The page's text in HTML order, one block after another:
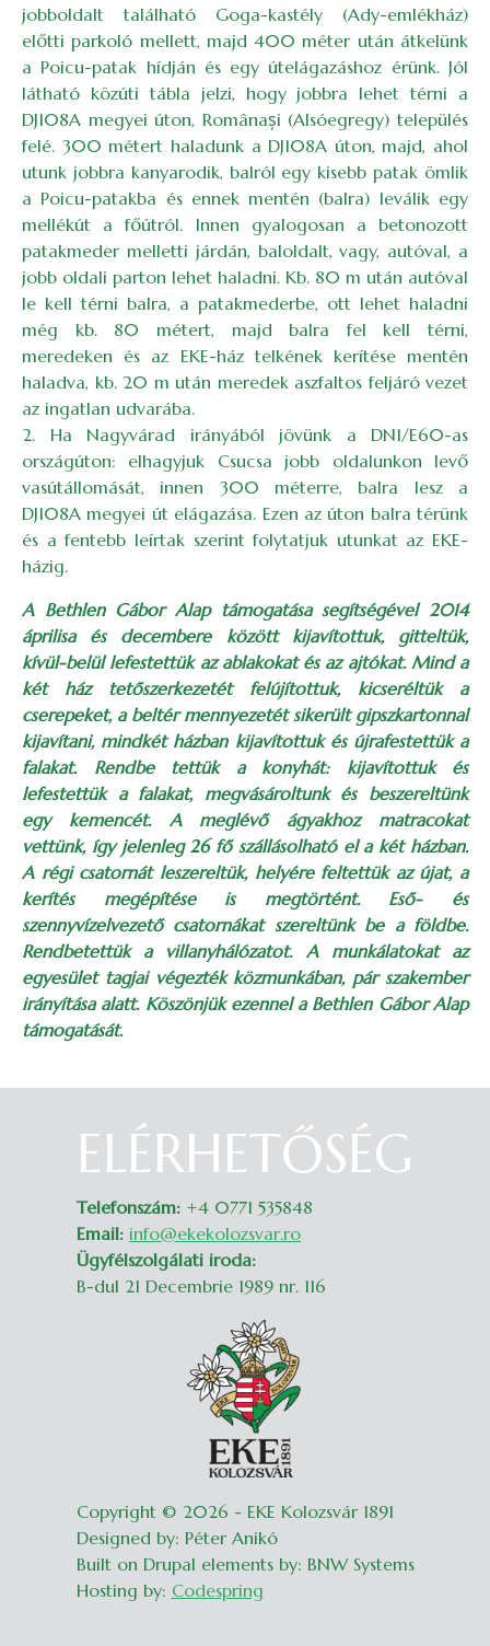
jobboldalt található Goga-kastély (Ady-emlékház)
előtti parkoló mellett, majd 400 méter után átkelünk
a Poicu-patak hídján és egy útelágazáshoz érünk. Jól
látható közúti tábla jelzi, hogy jobbra lehet térni a
DJ108A megyei úton, Românași (Alsóegregy) település
felé. 300 métert haladunk a DJ108A úton, majd, ahol
utunk jobbra kanyarodik, balról egy kisebb patak ömlik
a Poicu-patakba és ennek mentén (balra) leválik egy
mellékút a főútról. Innen gyalogosan a betonozott
patakmeder melletti járdán, baloldalt, vagy, autóval, a
jobb oldali parton lehet haladni. Kb. 80 m után autóval
le kell térni balra, a patakmederbe, ott lehet haladni
még kb. 80 métert, majd balra fel kell térni,
meredeken és az EKE-ház telkének kerítése mentén
haladva, kb. 20 m után meredek aszfaltos feljáró vezet
az ingatlan udvarába.
2. Ha Nagyvárad irányából jövünk a DN1/E60-as
országúton: elhagyjuk Csucsa jobb oldalunkon levő
vasútállomását, innen 300 méterre, balra lesz a
DJ108A megyei út elágazása. Ezen az úton balra térünk
és a fentebb leírtak szerint folytatjuk utunkat az EKE-
házig.
A Bethlen Gábor Alap támogatása segítségével 2014
áprilisa és decembere között kijavítottuk, gitteltük,
kívül-belül lefestettük az ablakokat és az ajtókat. Mind a
két ház tetőszerkezetét felújítottuk, kicseréltük a
cserepeket, a beltér mennyezetét sikerült gipszkartonnal
kijavítani, mindkét házban kijavítottuk és újrafestettük a
falakat. Rendbe tettük a konyhát: kijavítottuk és
lefestettük a falakat, megvásároltunk és beszereltünk
egy kemencét. A meglévő ágyakhoz matracokat
vettünk, így jelenleg 26 fő szállásolható el a két házban.
A régi csatornát leszereltük, helyére feltettük az újat, a
kerítés megépítése is megtörtént. Eső- és
szennyvízelvezető csatornákat szereltünk be a földbe.
Rendbetettük a villanyhálózatot. A munkálatokat az
egyesület tagjai végezték közmunkában, pár szakember
irányítása alatt. Köszönjük ezennel a Bethlen Gábor Alap
támogatását.
ELÉRHETŐSÉG
Telefonszám: +4 0771 535848
Email: info@ekekolozsvar.ro
Ügyfélszolgálati iroda:
B-dul 21 Decembrie 1989 nr. 116
Copyright © 2026 - EKE Kolozsvár 1891
Designed by: Péter Anikó
Built on Drupal elements by: BNW Systems
Hosting by: Codespring